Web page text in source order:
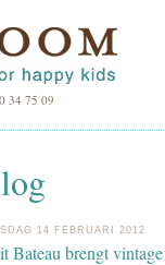
34 75 09
14 FEBRUARI 2012
Bateau brengt